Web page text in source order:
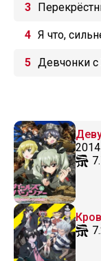
Я что,
Девчонки
2014